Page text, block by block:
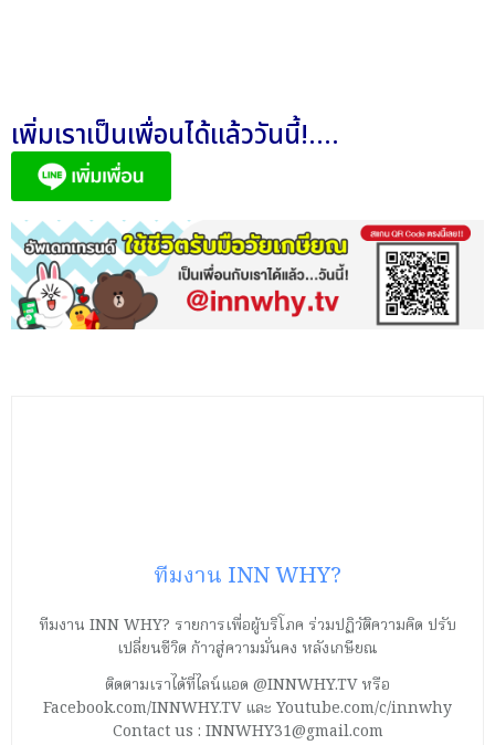
เพิ่มเราเป็นเพื่อนได้แล้ววันนี้!....
ทีมงาน INN WHY?
ทีมงาน INN WHY? รายการเพื่อผู้บริโภค ร่วมปฏิวัติความคิด ปรับ
เปลี่ยนชีวิต ก้าวสู่ความมั่นคง หลังเกษียณ
ติดตามเราได้ที่ไลน์แอด @INNWHY.TV หรือ
Facebook.com/INNWHY.TV และ Youtube.com/c/innwhy
Contact us : INNWHY31@gmail.com